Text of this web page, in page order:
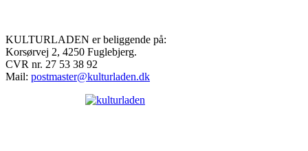
KULTURLADEN er beliggende på:
Korsørvej 2, 4250 Fuglebjerg.
CVR nr. 27 53 38 92
Mail: postmaster@kulturladen.dk